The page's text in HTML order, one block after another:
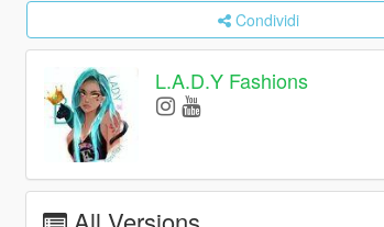
Condividi
L.A.D.Y Fashions